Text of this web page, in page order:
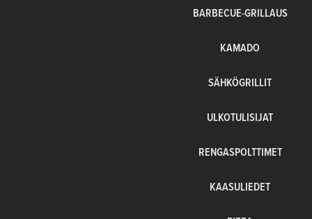
BARBECUE-GRILLAUS
KAMADO
SÄHKÖGRILLIT
ULKOTULISIJAT
RENGASPOLTTIMET
KAASULIEDET